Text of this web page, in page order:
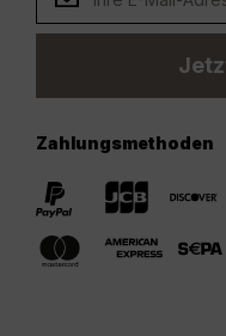
Zahlungsmethoden